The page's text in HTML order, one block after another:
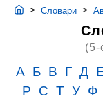
> Словари >
(5-
А Б В Г Д
Р
С Т У Ф